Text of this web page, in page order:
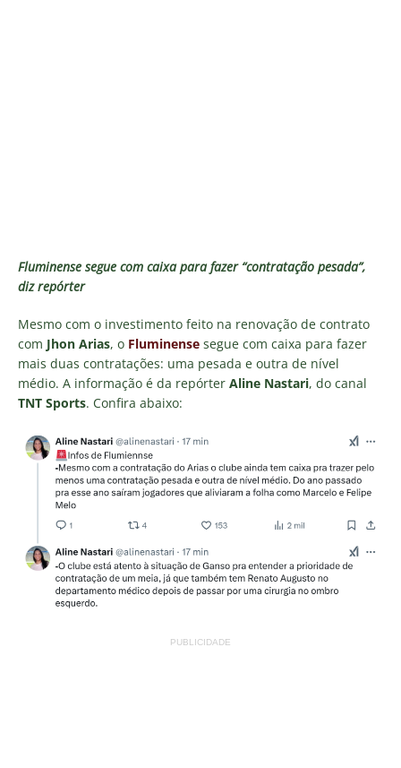
Fluminense segue com caixa para fazer “contratação pesada”,
diz repórter
Mesmo com o investimento feito na renovação de contrato
com Jhon Arias, o Fluminense segue com caixa para fazer
mais duas contratações: uma pesada e outra de nível
médio. A informação é da repórter Aline Nastari, do canal
TNT Sports. Confira abaixo:
PUBLICIDADE